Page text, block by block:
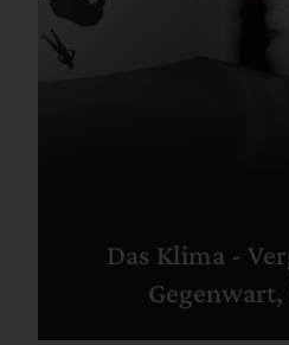
Das Klima -